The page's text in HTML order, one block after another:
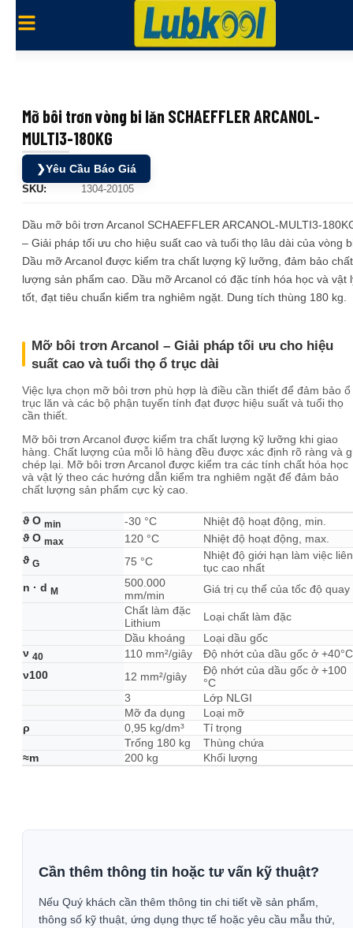
Mỡ bôi trơn vòng bi lăn SCHAEFFLER ARCANOL-
MULTI3-180KG
❯Yêu Cầu Báo Giá
SKU: 1304-20105
Dầu mỡ bôi trơn Arcanol SCHAEFFLER ARCANOL-MULTI3-
– Giải pháp tối ưu cho hiệu suất cao và tuổi thọ lâu dài của vòng
Dầu mỡ Arcanol được kiểm tra chất lượng kỹ lưỡng, đảm bảo chất
lượng sản phẩm cao. Dầu mỡ Arcanol có đặc tính hóa học và vật
tốt, đạt tiêu chuẩn kiểm tra nghiêm ngặt. Dung tích thùng 180 kg.
Mỡ bôi trơn Arcanol – Giải pháp tối ưu cho hiệu
suất cao và tuổi thọ ổ trục dài
Việc lựa chọn mỡ bôi trơn phù hợp là điều cần thiết để đảm bảo ổ
trục lăn và các bộ phận tuyến tính đạt được hiệu suất và tuổi thọ
cần thiết.
Mỡ bôi trơn Arcanol được kiểm tra chất lượng kỹ lưỡng khi giao
hàng. Chất lượng của mỗi lô hàng đều được xác định rõ ràng và
chép lại. Mỡ bôi trơn Arcanol được kiểm tra các tính chất hóa học
và vật lý theo các hướng dẫn kiểm tra nghiêm ngặt để đảm bảo
chất lượng sản phẩm cực kỳ cao.
ϑ O min -30 °C
Nhiệt độ hoạt động, min.
ϑ O max 120 °C
Nhiệt độ hoạt động, max.
ϑ G 75 °C
Nhiệt độ giới hạn làm việc liên
tục cao nhất
n · d M
500.000
mm/min
Giá trị cụ thể của tốc độ quay
Chất làm đặc
Lithium
Loại chất làm đặc
Dầu khoáng
Loại dầu gốc
ν 40 110 mm²/giây
Độ nhớt của dầu gốc ở +40°C
ν100
12 mm²/giây
Độ nhớt của dầu gốc ở +100
°C
3
Lớp NLGI
Mỡ đa dụng
Loại mỡ
ρ
0,95 kg/dm³
Tỉ trọng
Trống 180 kg
Thùng chứa
≈m
200 kg Khối lượng
Cần thêm thông tin hoặc tư vấn kỹ thuật?
Nếu Quý khách cần thêm thông tin chi tiết về sản phẩm,
thông số kỹ thuật, ứng dụng thực tế hoặc yêu cầu mẫu thử,